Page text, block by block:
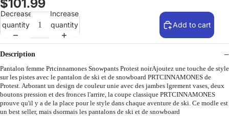
$101.99
Decrease
quantity
Increase
quantity
Add to cart
Description
Pantalon femme Prtcinnamones Snowpants Protest noirAjoutez une touche de style
sur les pistes avec le pantalon de ski et de snowboard PRTCINNAMONES de
Protest. Arborant un design de couleur unie avec des jambes lgrement vases, deux
boutons pression et des fronces l'arrire, la coupe classique PRTCINNAMONES
prouve qu'il y a de la place pour le style dans chaque aventure de ski. Ce modle est
un best seller, mais dsormais les pantalons de ski et de snowboard